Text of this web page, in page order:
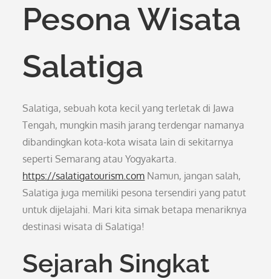
Pesona Wisata
Salatiga
Salatiga, sebuah kota kecil yang terletak di Jawa
Tengah, mungkin masih jarang terdengar namanya
dibandingkan kota-kota wisata lain di sekitarnya
seperti Semarang atau Yogyakarta.
https://salatigatourism.com Namun, jangan salah,
Salatiga juga memiliki pesona tersendiri yang patut
untuk dijelajahi. Mari kita simak betapa menariknya
destinasi wisata di Salatiga!
Sejarah Singkat